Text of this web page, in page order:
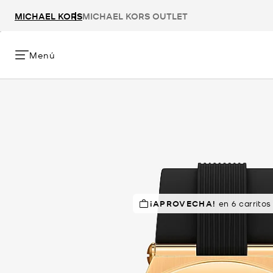
MICHAEL KORSMICHAEL KORS OUTLET
Menú
¡APROVECHA! en 6